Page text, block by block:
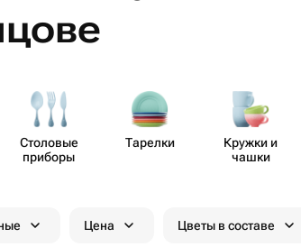
Столовые
приборы
Тарелки
Кружки и
чашки
Цена Цветы в составе